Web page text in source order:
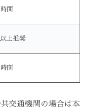
間
上推奨
間
交通機関の場合は本